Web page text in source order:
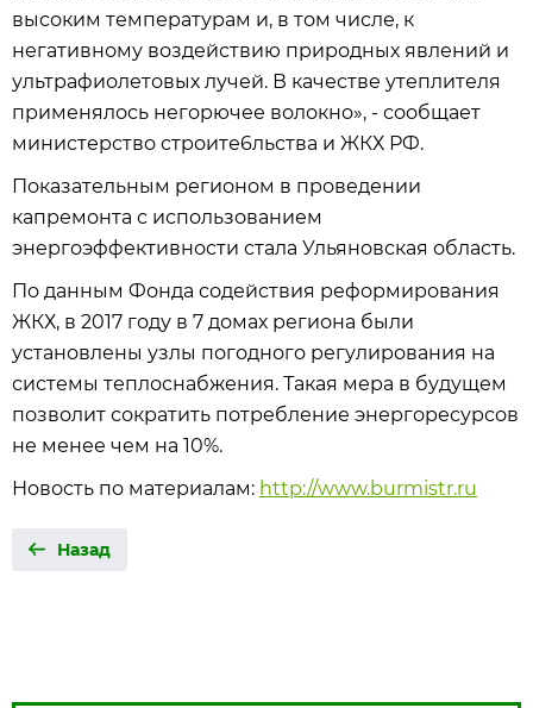
высоким температурам и, в том числе, к
негативному воздействию природных явлений и
ультрафиолетовых лучей. В качестве утеплителя
применялось негорючее волокно», - сообщает
министерство строите6льства и ЖКХ РФ.
Показательным регионом в проведении
капремонта с использованием
энергоэффективности стала Ульяновская область.
По данным Фонда содействия реформирования
ЖКХ, в 2017 году в 7 домах региона были
установлены узлы погодного регулирования на
системы теплоснабжения. Такая мера в будущем
позволит сократить потребление энергоресурсов
не менее чем на 10%.
Новость по материалам: http://www.burmistr.ru
Назад